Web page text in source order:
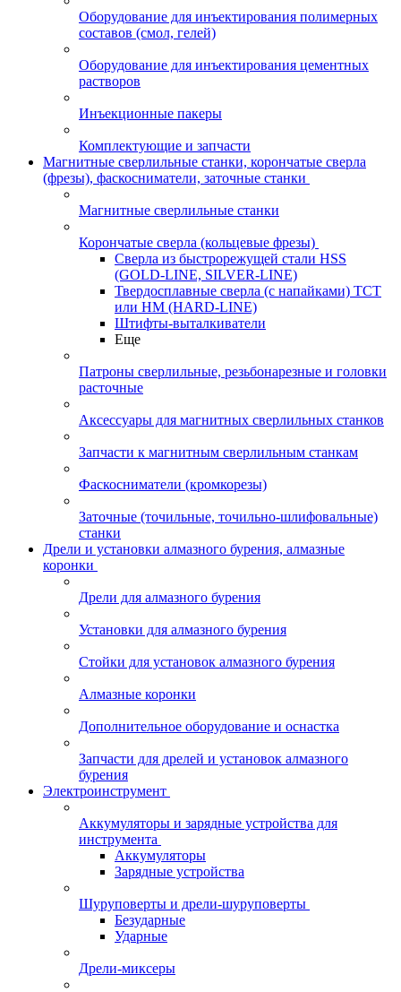
Оборудование для инъектирования полимерных
составов (смол, гелей)
Оборудование для инъектирования цементных
растворов
Инъекционные пакеры
Комплектующие и запчасти
Магнитные сверлильные станки, корончатые сверла
(фрезы), фаскосниматели, заточные станки
Магнитные сверлильные станки
Корончатые сверла (кольцевые фрезы)
Сверла из быстрорежущей стали HSS
(GOLD-LINE, SILVER-LINE)
Твердосплавные сверла (с напайками) ТСТ
или HM (HARD-LINE)
Штифты-выталкиватели
Еще
Патроны сверлильные, резьбонарезные и головки
расточные
Аксессуары для магнитных сверлильных станков
Запчасти к магнитным сверлильным станкам
Фаскосниматели (кромкорезы)
Заточные (точильные, точильно-шлифовальные)
станки
Дрели и установки алмазного бурения, алмазные
коронки
Дрели для алмазного бурения
Установки для алмазного бурения
Стойки для установок алмазного бурения
Алмазные коронки
Дополнительное оборудование и оснастка
Запчасти для дрелей и установок алмазного
бурения
Электроинструмент
Аккумуляторы и зарядные устройства для
инструмента
Аккумуляторы
Зарядные устройства
Шуруповерты и дрели-шуруповерты
Безударные
Ударные
Дрели-миксеры